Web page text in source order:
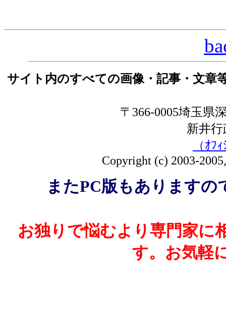
サイト内のすべての画像・記事・文章
〒366-0005埼玉県
新井
（ｵﾌ
Copyright (c) 2003-
またPC版もありますの
お独りで悩むより専門家に
す。お気軽